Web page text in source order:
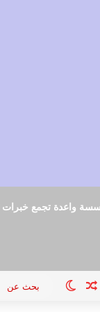
واعدة تجمع خبرات
الدخول
مقال عشوائي
الوضع المظلم